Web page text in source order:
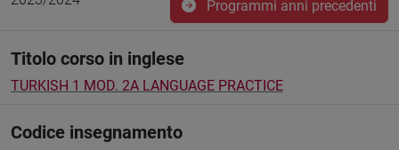
Programmi anni precedenti
Titolo corso in inglese
TURKISH 1 MOD. 2A LANGUAGE PRACTICE
Codice insegnamento